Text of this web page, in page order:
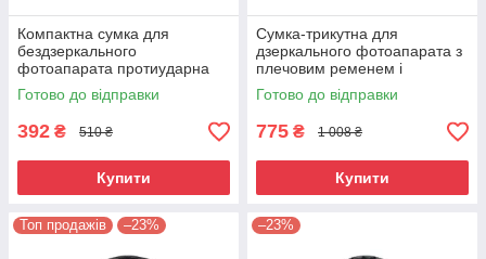
Компактна сумка для
бездзеркального
фотоапарата протиударна
чорна з червоним ( код:
IBF088BR )
Готово до відправки
392 ₴ 510 ₴
Купити
Сумка-трикутна для
дзеркального фотоапарата з
плечовим ременем і
дощовиком Сірий ( код:
IBF079S )
Готово до відправки
775 ₴ 1 008 ₴
Купити
Топ продажів –23% –23%